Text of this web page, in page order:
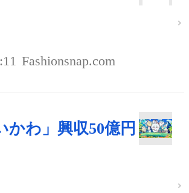
Fashionsnap.com
かわ」興収50億円